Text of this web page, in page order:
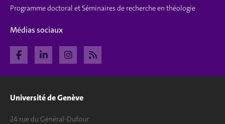
Programme doctoral et Séminaires de recherche en théologie
Médias sociaux
Université de Genève
24 rue du Général-Dufour